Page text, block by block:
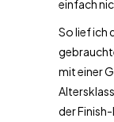
einfach
So lief ich
mit einer
der